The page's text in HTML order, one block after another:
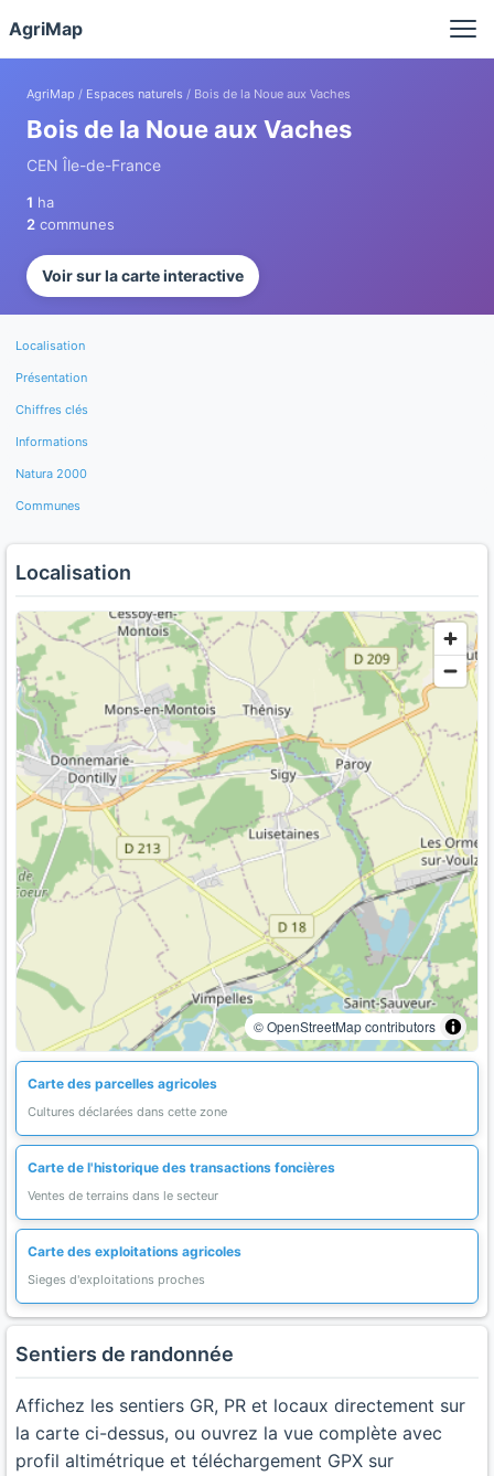
AgriMap
AgriMap / Espaces naturels / Bois de la Noue aux Vaches
Bois de la Noue aux Vaches
CEN Île-de-France
1 ha
2 communes
Voir sur la carte interactive
Localisation
Présentation
Chiffres clés
Informations
Natura 2000
Communes
Localisation
© OpenStreetMap contributors
Carte des parcelles agricoles
Cultures déclarées dans cette zone
Carte de l'historique des transactions foncières
Ventes de terrains dans le secteur
Carte des exploitations agricoles
Sieges d'exploitations proches
Sentiers de randonnée
Affichez les sentiers GR, PR et locaux directement sur
la carte ci-dessus, ou ouvrez la vue complète avec
profil altimétrique et téléchargement GPX sur